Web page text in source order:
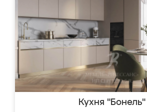
Кухня "Бонель"